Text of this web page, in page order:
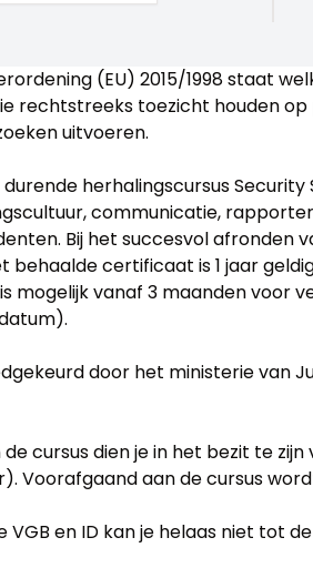
(EU) 2015/1998 staat
rechtstreeks toezicht hou­den op
uitvoeren.
herhalingscursus
communicatie,
Bij het succesvol afronden
behaalde certificaat is 1 jaar
mogelijk vanaf 3 maanden voor
door het ministerie van
cursus dien je in het bezit te
Voorafgaand aan de cursus
VGB en ID kan je helaas niet tot